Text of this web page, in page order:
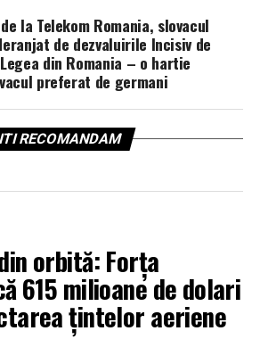
la Telekom Romania, slovacul
de dezvaluirile Incisiv de
din Romania – o hartie
preferat de germani
ITI RECOMANDAM
orbită: Forța
615 milioane de dolari
țintelor aeriene